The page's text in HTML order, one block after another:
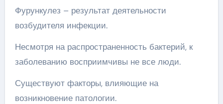
Фурункулез – результат деятельности
возбудителя инфекции.
Несмотря на распространенность бактерий, к
заболеванию восприимчивы не все люди.
Существуют факторы, влияющие на
возникновение патологии.